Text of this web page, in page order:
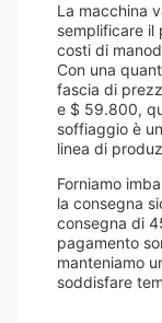
La macchina
semplificare il
costi di
Con una
fascia di
e $ 59.800,
soffiaggio è
linea di
Forniamo
la consegna
consegna di
pagamento
manteniamo
soddisfare